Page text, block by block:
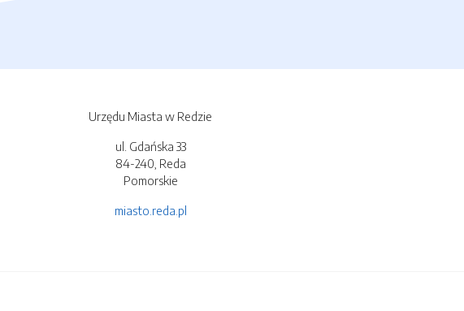
Urzędu Miasta w Redzie
ul. Gdańska 33
84-240, Reda
Pomorskie
miasto.reda.pl